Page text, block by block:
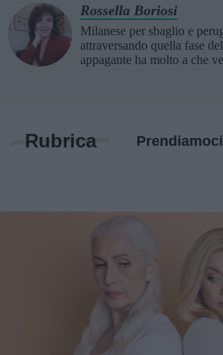
Rossella Boriosi
Milanese per sbaglio e
attraversando quella fase
appagante ha molto a che
Rubrica